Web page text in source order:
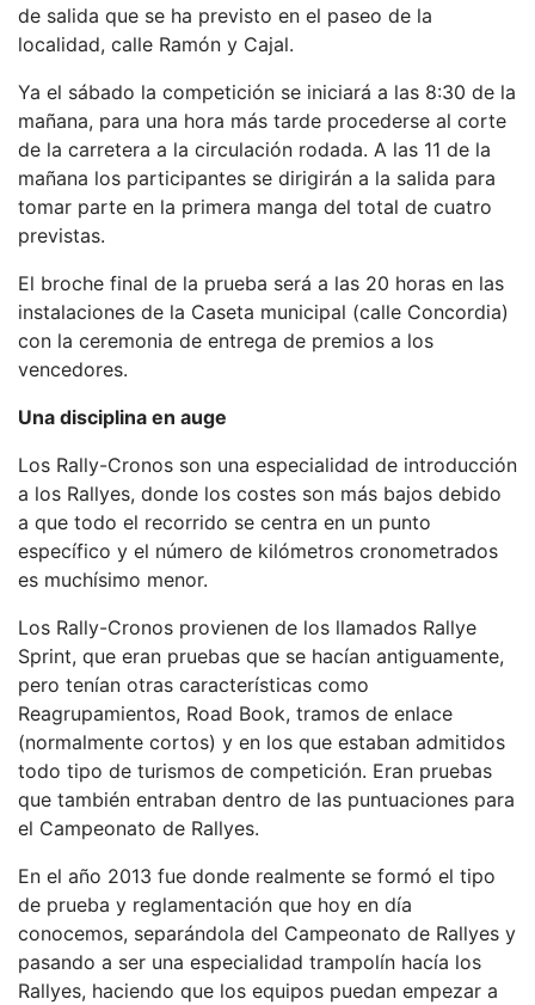
de salida que se ha previsto en el paseo de la
localidad, calle Ramón y Cajal.
Ya el sábado la competición se iniciará a las 8:30 de la
mañana, para una hora más tarde procederse al corte
de la carretera a la circulación rodada. A las 11 de la
mañana los participantes se dirigirán a la salida para
tomar parte en la primera manga del total de cuatro
previstas.
El broche final de la prueba será a las 20 horas en las
instalaciones de la Caseta municipal (calle Concordia)
con la ceremonia de entrega de premios a los
vencedores.
Una disciplina en auge
Los Rally-Cronos son una especialidad de introducción
a los Rallyes, donde los costes son más bajos debido
a que todo el recorrido se centra en un punto
específico y el número de kilómetros cronometrados
es muchísimo menor.
Los Rally-Cronos provienen de los llamados Rallye
Sprint, que eran pruebas que se hacían antiguamente,
pero tenían otras características como
Reagrupamientos, Road Book, tramos de enlace
(normalmente cortos) y en los que estaban admitidos
todo tipo de turismos de competición. Eran pruebas
que también entraban dentro de las puntuaciones para
el Campeonato de Rallyes.
En el año 2013 fue donde realmente se formó el tipo
de prueba y reglamentación que hoy en día
conocemos, separándola del Campeonato de Rallyes y
pasando a ser una especialidad trampolín hacía los
Rallyes, haciendo que los equipos puedan empezar a